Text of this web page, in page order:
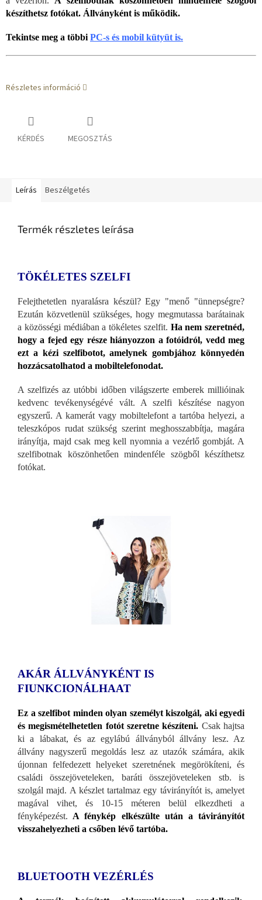
készíthetsz fotókat. Állványként is működik.
Tekintse meg a többi PC-s és mobil kütyüt is.
Részletes információ
KÉRDÉS MEGOSZTÁS
Leírás Beszélgetés
Termék részletes leírása
TÖKÉLETES SZELFI
Felejthetetlen nyaralásra készül? Egy "menő "ünnepségre?
Ezután közvetlenül szükséges, hogy megmutassa barátainak
a közösségi médiában a tökéletes szelfit. Ha nem szeretnéd,
hogy a fejed egy része hiányozzon a fotóidról, vedd meg
ezt a kézi szelfibotot, amelynek gombjához könnyedén
hozzácsatolhatod a mobiltelefonodat.
A szelfizés az utóbbi időben világszerte emberek millióinak
kedvenc tevékenységévé vált. A szelfi készítése nagyon
egyszerű. A kamerát vagy mobiltelefont a tartóba helyezi, a
teleszkópos rudat szükség szerint meghosszabbítja, magára
irányítja, majd csak meg kell nyomnia a vezérlő gombját. A
szelfibotnak köszönhetően mindenféle szögből készíthetsz
fotókat.
AKÁR ÁLLVÁNYKÉNT IS
FIUNKCIONÁLHAAT
Ez a szelfibot minden olyan személyt kiszolgál, aki egyedi
és megismételhetetlen fotót szeretne készíteni. Csak hajtsa
ki a lábakat, és az egylábú állványból állvány lesz. Az
állvány nagyszerű megoldás lesz az utazók számára, akik
újonnan felfedezett helyeket szeretnének megörökíteni, és
családi összejöveteleken, baráti összejöveteleken stb. is
szolgál majd. A készlet tartalmaz egy távirányítót is, amelyet
magával vihet, és 10-15 méteren belül elkezdheti a
fényképezést. A fénykép elkészülte után a távirányítót
visszahelyezheti a csőben lévő tartóba.
BLUETOOTH VEZÉRLÉS